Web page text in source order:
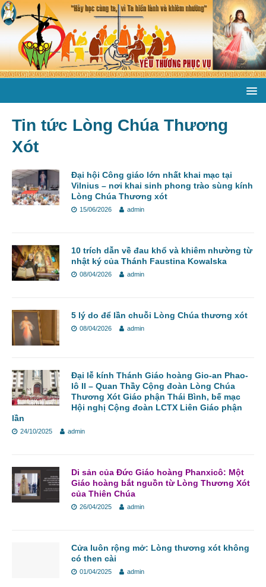
Tin tức Lòng Chúa Thương
Xót
Đại hội Công giáo lớn nhất khai mạc tại
Vilnius – nơi khai sinh phong trào sùng kính
Lòng Chúa Thương xót
15/06/2026 admin
10 trích dẫn về đau khổ và khiêm nhường từ
nhật ký của Thánh Faustina Kowalska
08/04/2026 admin
5 lý do để lần chuỗi Lòng Chúa thương xót
08/04/2026 admin
Đại lễ kính Thánh Giáo hoàng Gio-an Phao-
lô II – Quan Thầy Cộng đoàn Lòng Chúa
Thương Xót Giáo phận Thái Bình, bế mạc
Hội nghị Cộng đoàn LCTX Liên Giáo phận
lần
24/10/2025 admin
Di sản của Đức Giáo hoàng Phanxicô: Một
Giáo hoàng bắt nguồn từ Lòng Thương Xót
của Thiên Chúa
26/04/2025 admin
Cửa luôn rộng mở: Lòng thương xót không
có then cài
01/04/2025 admin